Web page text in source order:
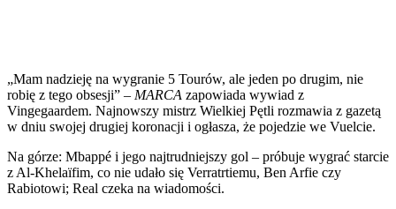
„Mam nadzieję na wygranie 5 Tourów, ale jeden po drugim, nie
robię z tego obsesji” – MARCA zapowiada wywiad z
Vingegaardem. Najnowszy mistrz Wielkiej Pętli rozmawia z gazetą
w dniu swojej drugiej koronacji i ogłasza, że pojedzie we Vuelcie.
Na górze: Mbappé i jego najtrudniejszy gol – próbuje wygrać starcie
z Al-Khelaïfim, co nie udało się Verratrtiemu, Ben Arfie czy
Rabiotowi; Real czeka na wiadomości.